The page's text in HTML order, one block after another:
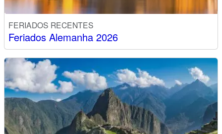
FERIADOS RECENTES
Feriados Alemanha 2026